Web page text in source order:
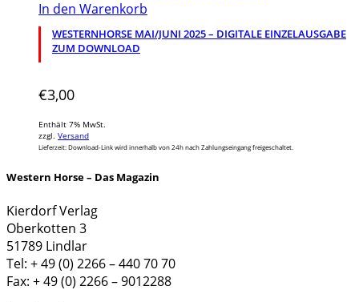
In den Warenkorb
WESTERNHORSE MAI/JUNI 2025 – DIGITALE EINZELAUSGABE
ZUM DOWNLOAD
€3,00
Enthält 7% MwSt.
zzgl. Versand
Lieferzeit: Download-Link wird innerhalb von 24h nach Zahlungseingang freigeschaltet.
Western Horse – Das Magazin
Kierdorf Verlag
Oberkotten 3
51789 Lindlar
Tel: + 49 (0) 2266 – 440 70 70
Fax: + 49 (0) 2266 – 9012288